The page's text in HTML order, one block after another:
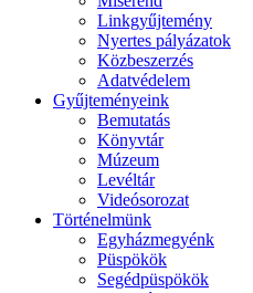
Linkgyűjtemény
Nyertes pályázatok
Közbeszerzés
Adatvédelem
Gyűjteményeink
Bemutatás
Könyvtár
Múzeum
Levéltár
Videósorozat
Történelmünk
Egyházmegyénk
Püspökök
Segédpüspökök